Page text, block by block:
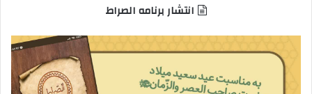
انتشار برنامه الصراط